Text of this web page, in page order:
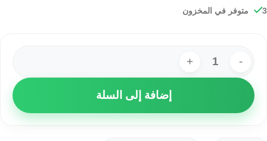
3 متوفر في المخزون
إضافة إلى السلة